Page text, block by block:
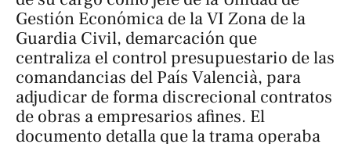
Gestión Económica de la VI Zona de la
Guardia Civil, demarcación que
centraliza el control presupuestario de las
comandancias del País Valencià, para
adjudicar de forma discrecional contratos
de obras a empresarios afines. El
documento detalla que la trama operaba